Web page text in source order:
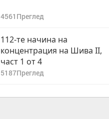
4561 Преглед
112-те начина на
концентрация на Шива II,
част 1 от 4
5187Преглед